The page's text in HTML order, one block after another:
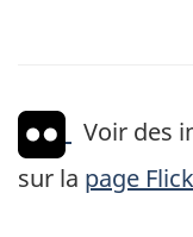
Voir des
sur la page